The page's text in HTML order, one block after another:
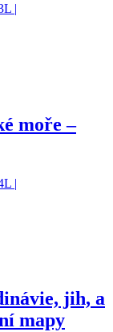
|
moře –
|
jih, a
mapy